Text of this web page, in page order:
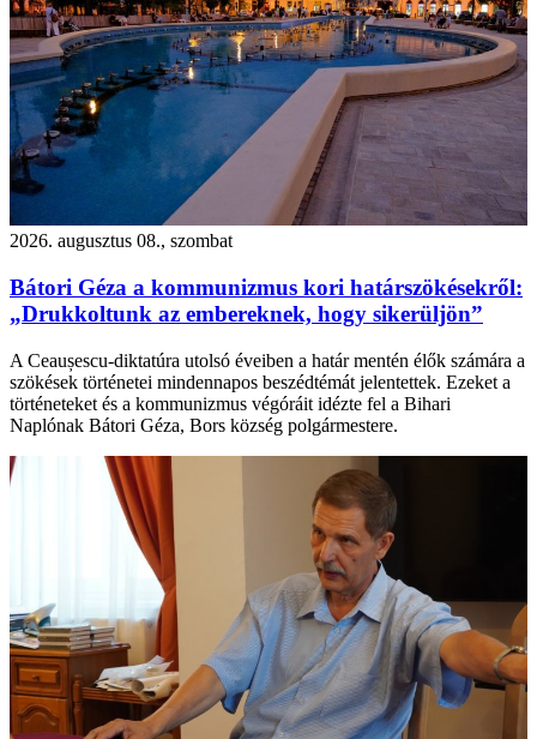
2026. augusztus 08., szombat
Bátori Géza a kommunizmus kori határszökésekről:
„Drukkoltunk az embereknek, hogy sikerüljön”
A Ceaușescu-diktatúra utolsó éveiben a határ mentén élők számára a
szökések történetei mindennapos beszédtémát jelentettek. Ezeket a
történeteket és a kommunizmus végóráit idézte fel a Bihari
Naplónak Bátori Géza, Bors község polgármestere.